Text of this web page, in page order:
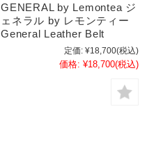
GENERAL by Lemontea ジ
ェネラル by レモンティー
General Leather Belt
定価: ¥18,700(税込)
価格: ¥18,700(税込)